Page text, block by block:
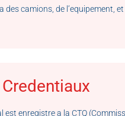
camions, de l’equipement,
enregistre a la CTQ